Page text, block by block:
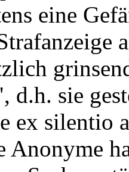
eine
d.h. sie
ex silentio
Anonyme